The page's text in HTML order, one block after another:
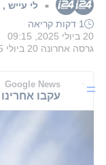
■ לי עייש ,
1 דקות קריאה
20 ביולי 2025, 09:15
גרסה אחרונה 20 ביולי 2025, 10:49
Google News
עקבו אחרינו